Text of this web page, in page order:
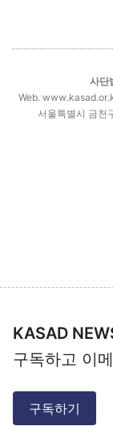
사단
Web.
서울특별시 금천
KASAD
구독하고 이
구독하기